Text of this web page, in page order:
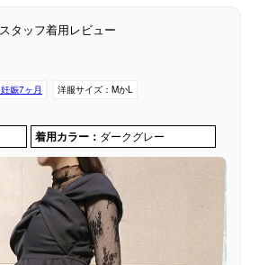
スタッフ着用レビュー
妊娠7ヶ月 洋服サイズ： MかL
着用カラー： ダークグレー